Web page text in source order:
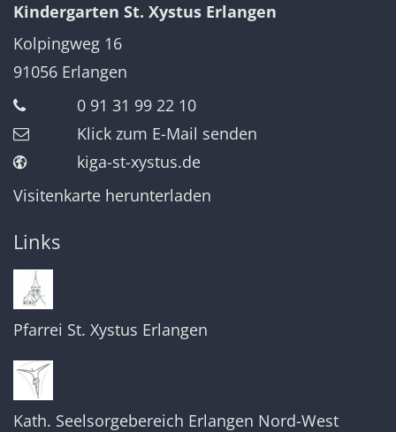
Kindergarten St. Xystus Erlangen
Kolpingweg 16
91056 Erlangen
0 91 31 99 22 10
Klick zum E-Mail senden
kiga-st-xystus.de
Visitenkarte herunterladen
Links
Pfarrei St. Xystus Erlangen
Kath. Seelsorgebereich Erlangen Nord-West